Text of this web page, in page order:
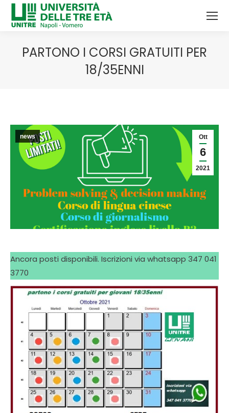
PARTONO I CORSI GRATUITI PER
18/35ENNI
Ott
6
2021
news
Ancora posti disponibili. Iscrizioni via whatsapp 347 041
3770